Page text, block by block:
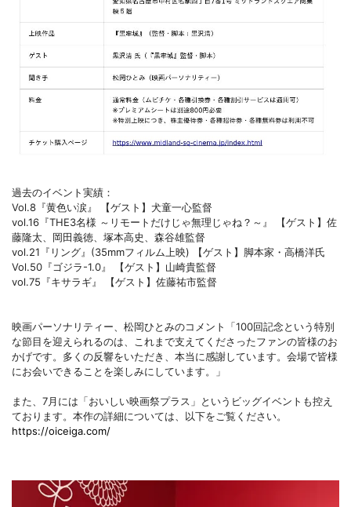
過去のイベント実績：
Vol.8『黄色い涙』 【ゲスト】犬童一心監督
vol.16『THE3名様 ～リモートだけじゃ無理じゃね？～』 【ゲスト】佐
藤隆太、岡田義徳、塚本高史、森谷雄監督
vol.21『リング』(35mmフィルム上映) 【ゲスト】脚本家・高橋洋氏
Vol.50『ゴジラ-1.0』 【ゲスト】山崎貴監督
vol.75『キサラギ』 【ゲスト】佐藤祐市監督
映画パーソナリティー、松岡ひとみのコメント「100回記念という特別
な節目を迎えられるのは、これまで支えてくださったファンの皆様のお
かげです。多くの反響をいただき、本当に感謝しています。会場で皆様
にお会いできることを楽しみにしています。」
また、7月には「おいしい映画祭プラス」というビッグイベントも控え
ております。本作の詳細については、以下をご覧ください。
https://oiceiga.com/